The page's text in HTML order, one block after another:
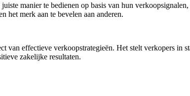
te bedienen op basis van hun verkoopsignalen,
het merk aan te bevelen aan anderen.
van effectieve verkoopstrategieën. Het stelt verkopers
zakelijke resultaten.